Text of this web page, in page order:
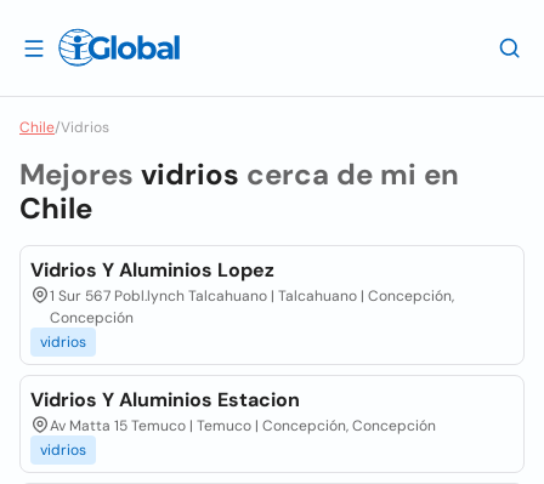
Chile/Vidrios
Mejores vidrios cerca de mi en
Chile
Vidrios Y Aluminios Lopez
1 Sur 567 Pobl.lynch Talcahuano | Talcahuano | Concepción,
Concepción
vidrios
Vidrios Y Aluminios Estacion
Av Matta 15 Temuco | Temuco | Concepción, Concepción
vidrios